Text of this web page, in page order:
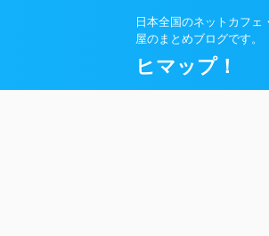
日本全国のネットカフェ
屋のまとめブログです。
ヒマップ！